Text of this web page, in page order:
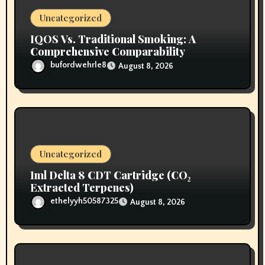
Uncategorized
IQOS Vs. Traditional Smoking: A
Comprehensive Comparability
bufordwehrle8 August 8, 2026
Uncategorized
1ml Delta 8 CDT Cartridge (CO₂
Extracted Terpenes)
ethelyyh50587325 August 8, 2026